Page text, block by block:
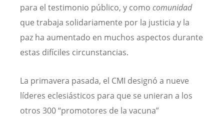
para el testimonio público, y como comunidad
que trabaja solidariamente por la justicia y la
paz ha aumentado en muchos aspectos durante
estas difíciles circunstancias.
La primavera pasada, el CMI designó a nueve
líderes eclesiásticos para que se unieran a los
otros 300 “promotores de la vacuna”